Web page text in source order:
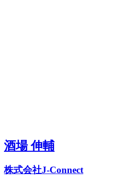
酒場 伸輔
株式会社J-Connect